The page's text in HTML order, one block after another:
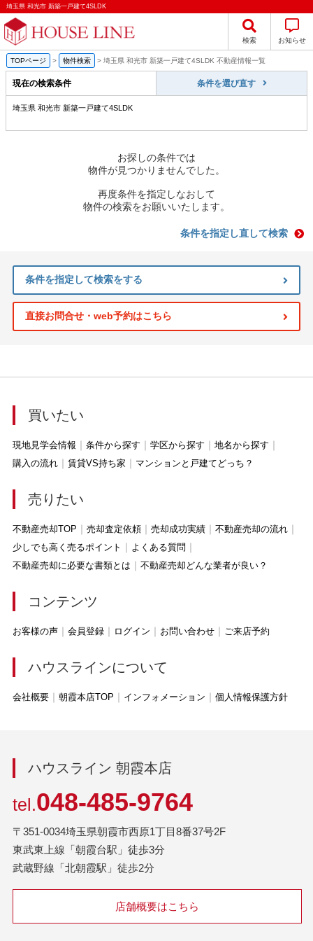
埼玉県 和光市 新築一戸建て4SLDK
検索 お知らせ
TOPページ > 物件検索 > 埼玉県 和光市 新築一戸建て4SLDK 不動産情報一覧
現在の検索条件 条件を選び直す
埼玉県 和光市 新築一戸建て4SLDK
お探しの条件では
物件が見つかりませんでした。
再度条件を指定しなおして
物件の検索をお願いいたします。
条件を指定し直して検索
条件を指定して検索をする
直接お問合せ・web予約はこちら
買いたい
現地見学会情報 条件から探す 学区から探す
地名から探す
購入の流れ
賃貸VS持ち家 マンションと戸建てどっち？
売りたい
不動産売却TOP 売却査定依頼 売却成功実績
不動産売却の流れ
少しでも高く売るポイント
よくある質問
不動産売却に必要な書類とは
不動産売却どんな業者が良い？
コンテンツ
お客様の声 会員登録 ログイン お問い合わせ ご来店予約
ハウスラインについて
会社概要 朝霞本店TOP インフォメーション 個人情報保護方針
ハウスライン 朝霞本店
tel.048-485-9764
〒351-0034埼玉県朝霞市西原1丁目8番37号2F
東武東上線「朝霞台駅」徒歩3分
武蔵野線「北朝霞駅」徒歩2分
店舗概要はこちら